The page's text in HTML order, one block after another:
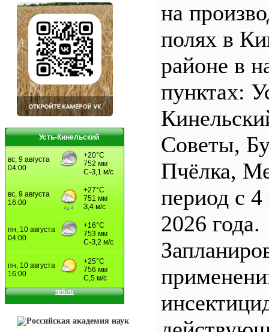
Усть-Кинельский
на
полях в
районе в
пунктах:
Советы,
Пчёлка,
период с 4
2026 года.